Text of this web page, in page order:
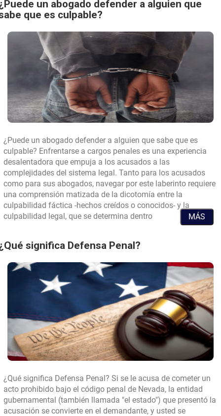
un abogado defender a alguien que
que es culpable?
¿Puede un abogado defender a alguien que sabe que es
culpable? Enfrentarse a cargos penales es una experiencia
desalentadora que empuja a los acusados a las
complejidades del sistema legal. Tanto para los acusados
como para sus abogados, navegar por este laberinto requiere
una comprensión matizada de la dicotomía entre la
culpabilidad fáctica -hechos creídos o conocidos- y la
culpabilidad legal, que se determina dentro...
alguien
que
sabe
que
es
culpable?
MÁS
significa Defensa Penal?
¿Qué significa Defensa Penal? Si se le acusa de cometer un
acto prohibido bajo el código penal de Nevada, la entidad
gubernamental (también llamada "el estado") que presentó la
acusación se convierte en el demandante, y usted se